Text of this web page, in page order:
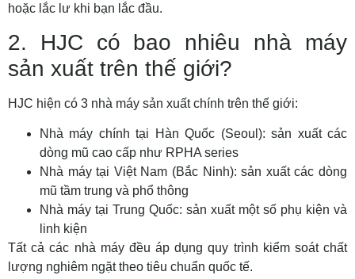
hoặc lắc lư khi bạn lắc đầu.
2. HJC có bao nhiêu nhà máy
sản xuất trên thế giới?
HJC hiện có 3 nhà máy sản xuất chính trên thế giới:
Nhà máy chính tại Hàn Quốc (Seoul): sản xuất các
dòng mũ cao cấp như RPHA series
Nhà máy tại Việt Nam (Bắc Ninh): sản xuất các dòng
mũ tầm trung và phổ thông
Nhà máy tại Trung Quốc: sản xuất một số phụ kiện và
linh kiện
Tất cả các nhà máy đều áp dụng quy trình kiểm soát chất
lượng nghiêm ngặt theo tiêu chuẩn quốc tế.